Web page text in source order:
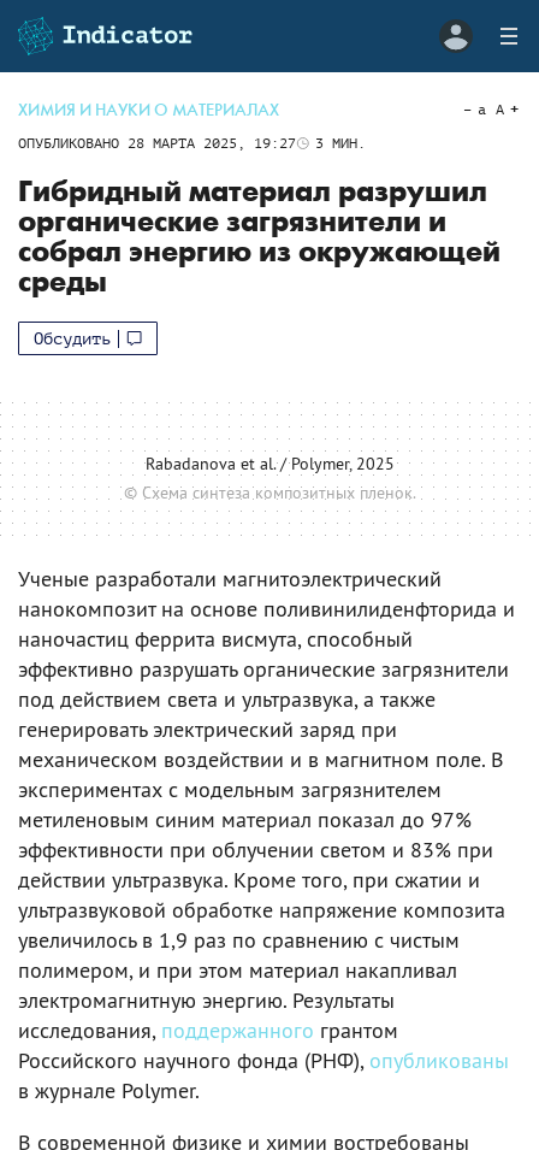
ХИМИЯ И НАУКИ О МАТЕРИАЛАХ
ОПУБЛИКОВАНО 28 МАРТА 2025, 19:27 3 МИН.
a A
Гибридный материал разрушил
органические загрязнители и
собрал энергию из окружающей
среды
Обсудить
Rabadanova et al. / Polymer, 2025
© Схема синтеза композитных пленок.
Ученые разработали магнитоэлектрический
нанокомпозит на основе поливинилиденфторида и
наночастиц феррита висмута, способный
эффективно разрушать органические загрязнители
под действием света и ультразвука, а также
генерировать электрический заряд при
механическом воздействии и в магнитном поле. В
экспериментах с модельным загрязнителем
метиленовым синим материал показал до 97%
эффективности при облучении светом и 83% при
действии ультразвука. Кроме того, при сжатии и
ультразвуковой обработке напряжение композита
увеличилось в 1,9 раз по сравнению с чистым
полимером, и при этом материал накапливал
электромагнитную энергию. Результаты
исследования, поддержанного грантом
Российского научного фонда (РНФ), опубликованы
в журнале Polymer.
В современной физике и химии востребованы